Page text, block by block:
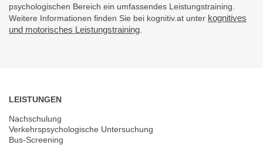
psychologischen Bereich ein umfassendes Leistungstraining.
Weitere Informationen finden Sie bei kognitiv.at unter kognitives
und motorisches Leistungstraining
LEISTUNGEN
Nachschulung
Verkehrspsychologische Untersuchung
Bus-Screening